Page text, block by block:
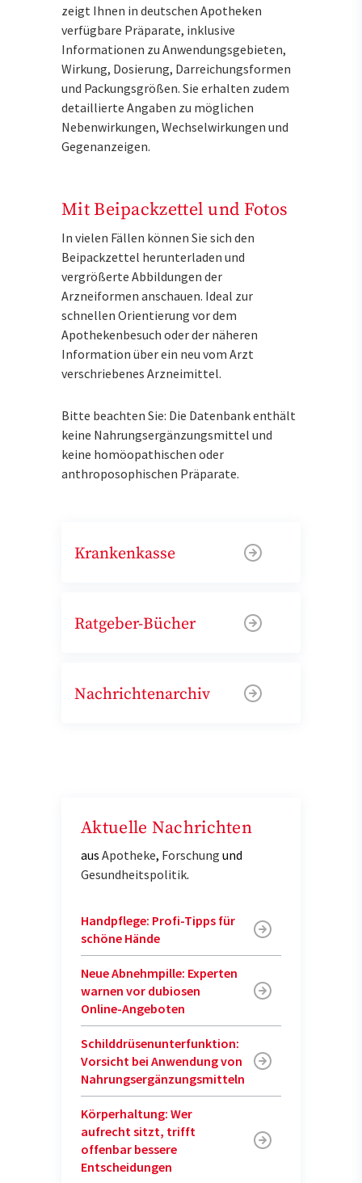
zeigt Ihnen in deutschen Apotheken
verfügbare Präparate, inklusive
Informationen zu Anwendungsgebieten,
Wirkung, Dosierung, Darreichungsformen
und Packungsgrößen. Sie erhalten zudem
detaillierte Angaben zu möglichen
Nebenwirkungen, Wechselwirkungen und
Gegenanzeigen.
Mit Beipackzettel und Fotos
In vielen Fällen können Sie sich den
Beipackzettel herunterladen und
vergrößerte Abbildungen der
Arzneiformen anschauen. Ideal zur
schnellen Orientierung vor dem
Apothekenbesuch oder der näheren
Information über ein neu vom Arzt
verschriebenes Arzneimittel.
Bitte beachten Sie: Die Datenbank enthält
keine Nahrungsergänzungsmittel und
keine homöopathischen oder
anthroposophischen Präparate.
Krankenkasse
Ratgeber-Bücher
Nachrichtenarchiv
Aktuelle Nachrichten
aus Apotheke, Forschung und
Gesundheitspolitik.
Handpflege: Profi-Tipps für
schöne Hände
Neue Abnehmpille: Experten
warnen vor dubiosen
Online-Angeboten
Schilddrüsenunterfunktion:
Vorsicht bei Anwendung von
Nahrungsergänzungsmitteln
Körperhaltung: Wer
aufrecht sitzt, trifft
offenbar bessere
Entscheidungen